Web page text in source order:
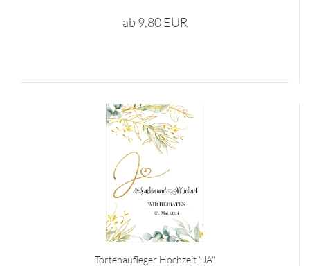
ab 9,80 EUR
Tortenaufleger Hochzeit "JA"